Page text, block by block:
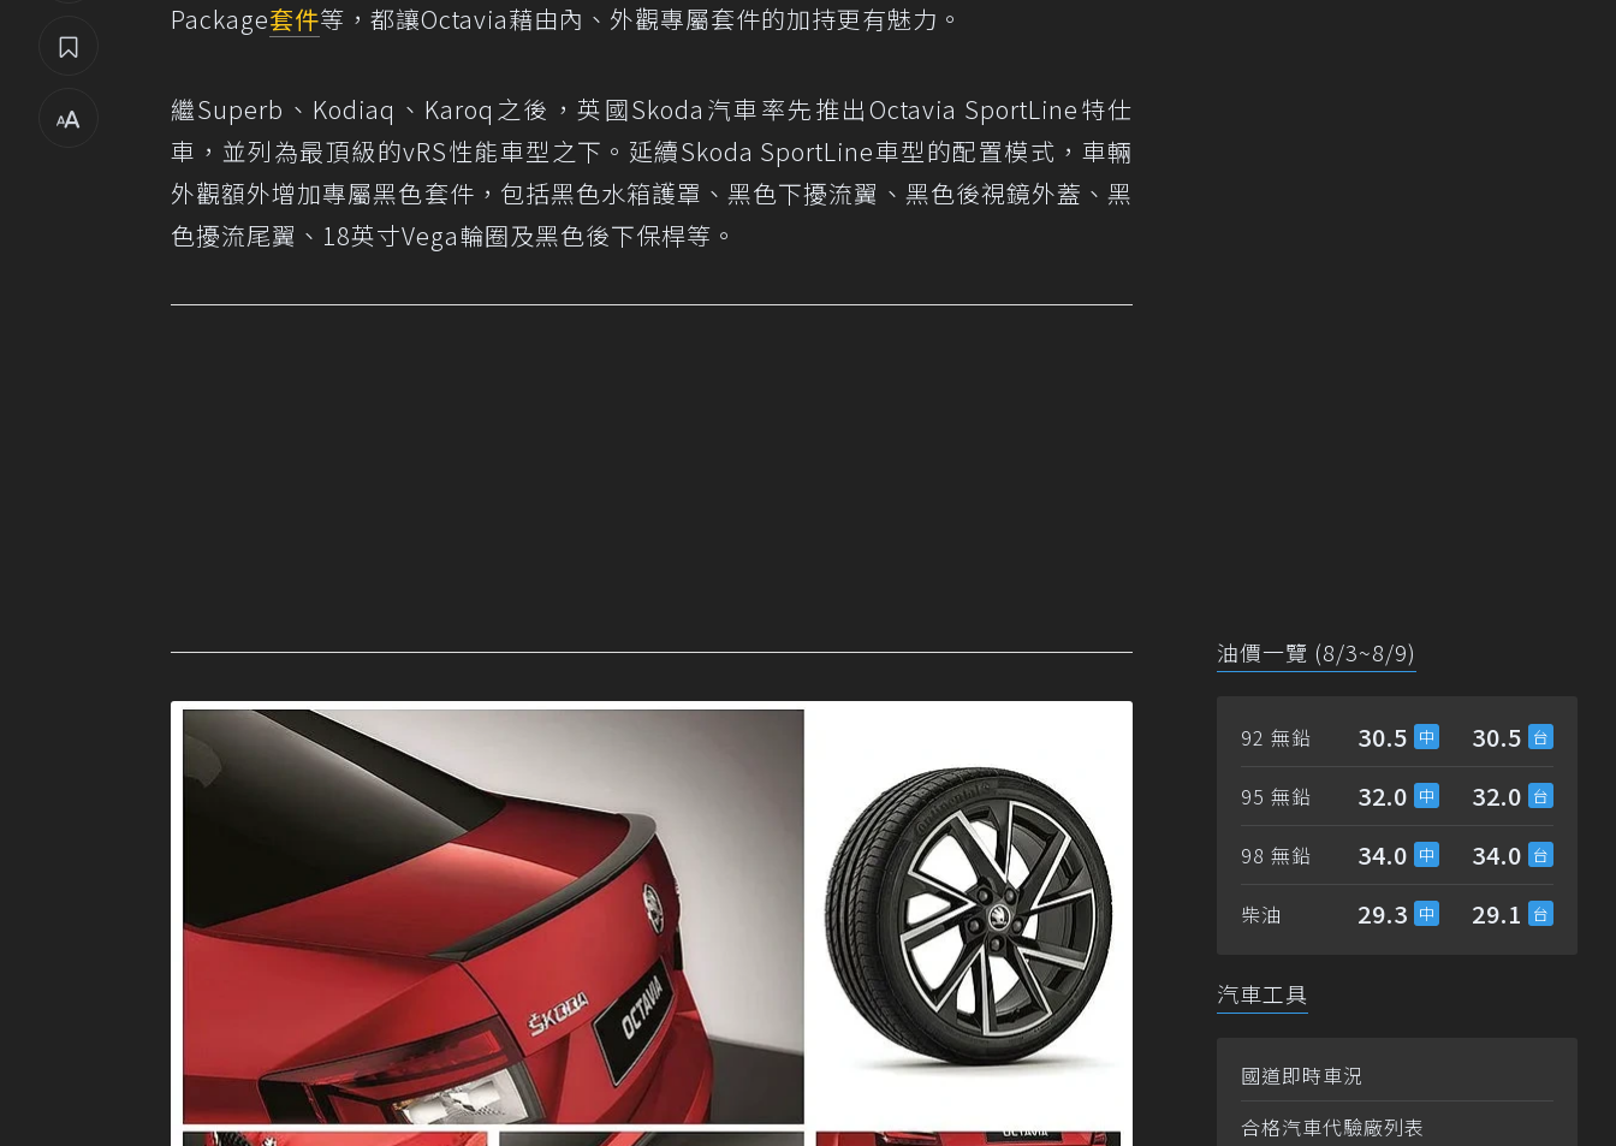
Package套件等，都讓Octavia藉由內、外觀專屬套件的加持更有魅力。
繼Superb、Kodiaq、Karoq之後，英國Skoda汽車率先推出Octavia SportLine特仕
車，並列為最頂級的vRS性能車型之下。延續Skoda SportLine車型的配置模式，車輛
外觀額外增加專屬黑色套件，包括黑色水箱護罩、黑色下擾流翼、黑色後視鏡外蓋、黑
色擾流尾翼、18英寸Vega輪圈及黑色後下保桿等。
油價一覽 (8/3~8/9)
92 無鉛 30.5 30.5
95 無鉛 32.0 32.0
98 無鉛 34.0 34.0
柴油 29.3 29.1
汽車工具
國道即時車況
合格汽車代驗廠列表